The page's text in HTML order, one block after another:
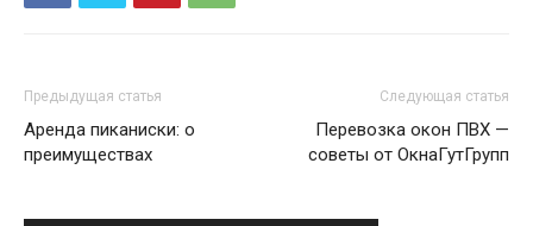
Предыдущая статья
Аренда пиканиски: о
преимуществах
Следующая статья
Перевозка окон ПВХ —
советы от ОкнаГутГрупп